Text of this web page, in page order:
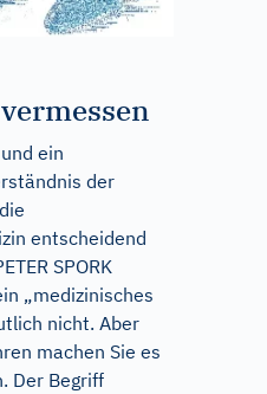
ein
der
entscheidend
SPORK
„medizinisches
nicht. Aber
machen Sie es
Der Begriff